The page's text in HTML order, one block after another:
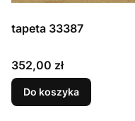
tapeta 33387
Cena
352,00 zł
Do koszyka